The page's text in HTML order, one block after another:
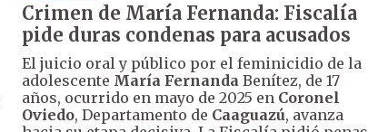
Crimen de María Fernanda: Fiscalía
pide duras condenas para acusados
El juicio oral y público por el feminicidio de la
adolescente María Fernanda Benítez, de 17
años, ocurrido en mayo de 2025 en Coronel
Oviedo, Departamento de Caaguazú, avanza